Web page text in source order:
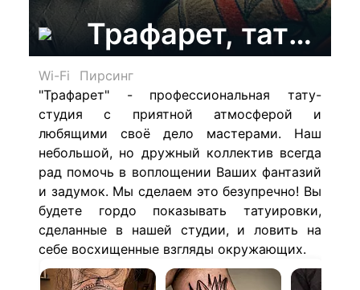
Трафарет, тату-
Wi-Fi
Пирсинг
"Трафарет" - профессиональная тату-
студия с приятной атмосферой и
любящими своё дело мастерами. Наш
небольшой, но дружный коллектив всегда
рад помочь в воплощении Ваших фантазий
и задумок. Мы сделаем это безупречно! Вы
будете гордо показывать татуировки,
сделанные в нашей студии, и ловить на
себе восхищенные взгляды окружающих.